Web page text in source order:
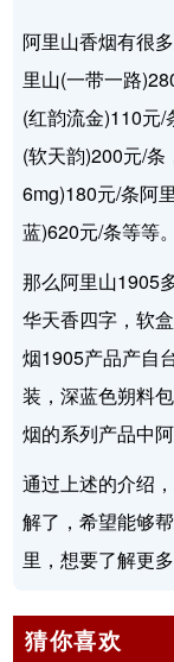
阿里山香烟有很
里山(一带一路
(红韵流金)110元
(软天韵)200元/
6mg)180元/条阿
蓝)620元/条等等
那么阿里山1905
华天香四字，软
烟1905产品产自
装，深蓝色朔料
烟的系列产品中
通过上述的介绍
解了，希望能够
里，想要了解更
猜你喜欢